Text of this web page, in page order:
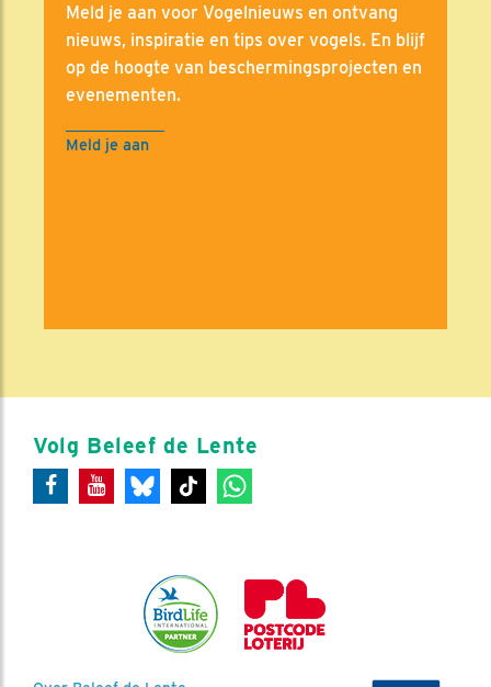
Meld je aan voor Vogelnieuws en ontvang
nieuws, inspiratie en tips over vogels. En blijf
op de hoogte van beschermingsprojecten en
evenementen.
Meld je aan
Volg Beleef de Lente